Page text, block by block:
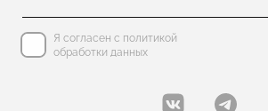
Я согласен с политикой
обработки данных